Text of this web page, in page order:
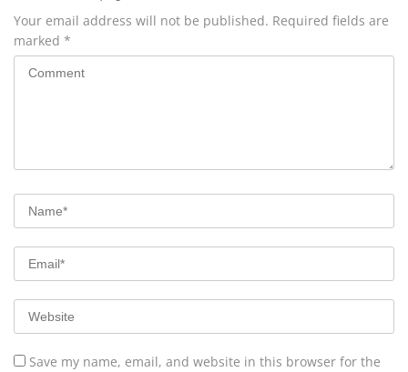
Your email address will not be published. Required fields are
marked *
Save my name, email, and website in this browser for the